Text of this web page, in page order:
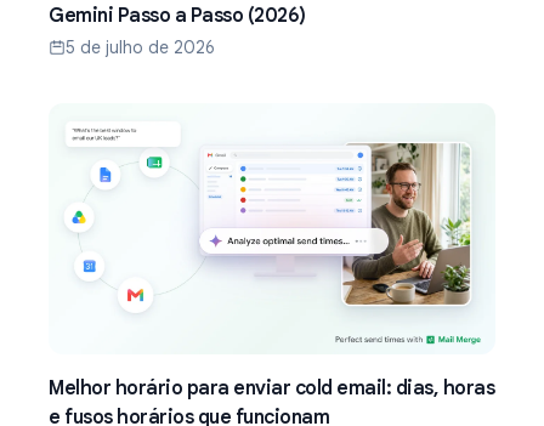
Gemini Passo a Passo (2026)
5 de julho de 2026
Melhor horário para enviar cold email: dias, horas
e fusos horários que funcionam